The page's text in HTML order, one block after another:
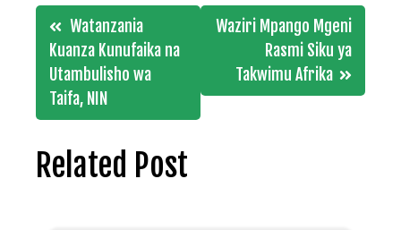
Post
navigation
Watanzania
Kuanza Kunufaika na
Utambulisho wa
Taifa, NIN
Waziri Mpango Mgeni
Rasmi Siku ya
Takwimu Afrika
Related Post